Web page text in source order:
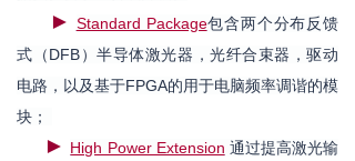
► Standard Package包含两个分布反馈
式（DFB）半导体激光器，光纤合束器，驱动
电路，以及基于FPGA的用于电脑频率调谐的模
块；
► High Power Extension 通过提高激光输